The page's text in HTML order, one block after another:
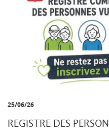
25/06/26
REGISTRE DES